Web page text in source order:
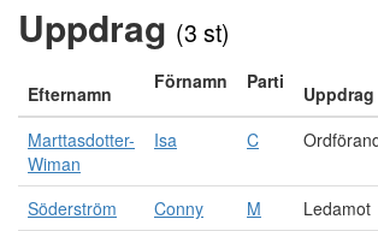
Uppdrag (3 st)
Efternamn
Förnamn Parti
Uppdrag
Marttasdotter-
Wiman
Isa C
Söderström Conny M Ledamot